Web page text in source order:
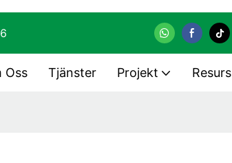
Oss Tjänster Projekt Resurs